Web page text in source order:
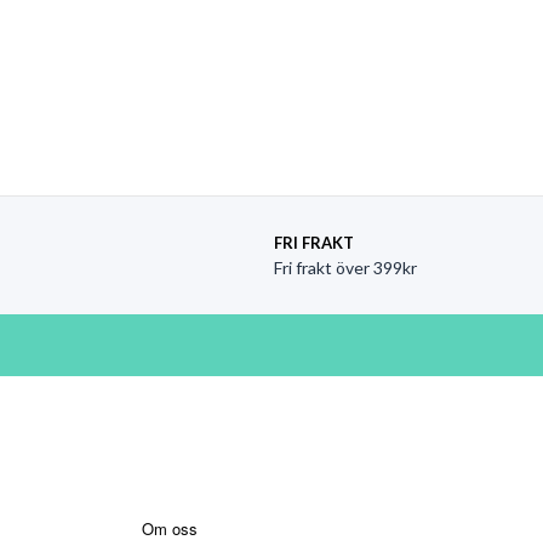
FRI FRAKT
Fri frakt över 399kr
Om oss